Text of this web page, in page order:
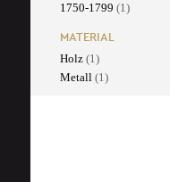
1750-1799 (1)
MATERIAL
Holz (1)
Metall (1)